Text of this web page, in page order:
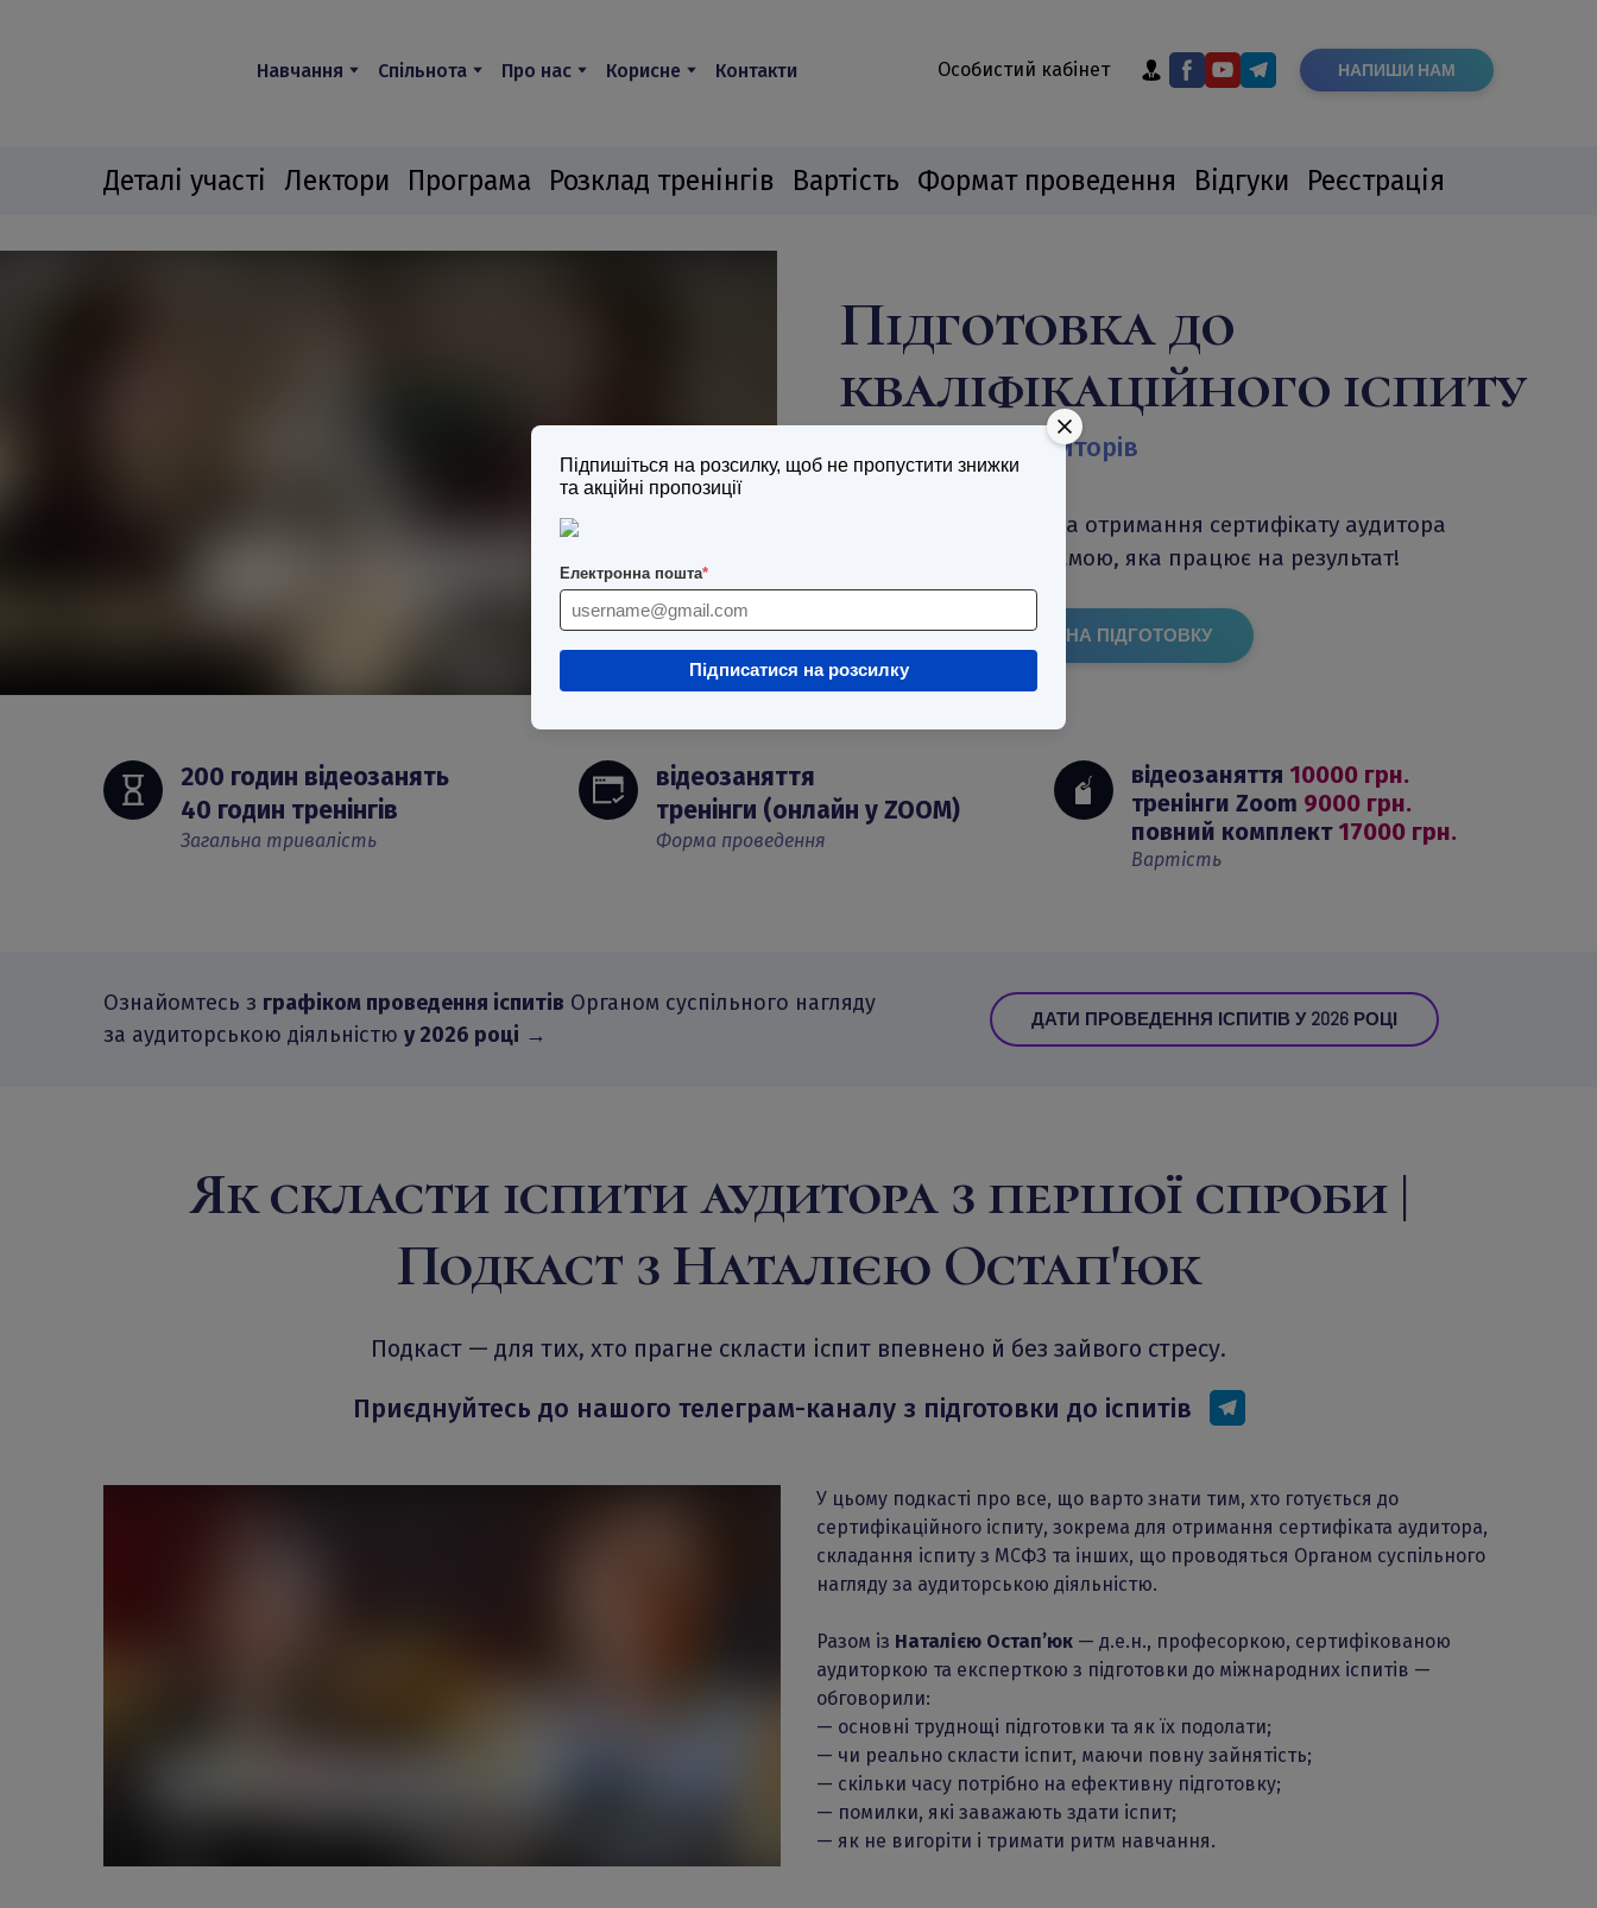
Підпишіться на розсилку, щоб не пропустити знижки
та акційні пропозиції
Електронна пошта*
Підписатися на розсилку
Навчання Спільнота Про нас Корисне Контакти Особистий кабінет НАПИШИ НАМ
Деталі участі Лектори Програма Розклад тренінгів Вартість Формат проведення Відгуки Реєстрація
Підготовка до
кваліфікаційного іспиту
при атестації аудиторів
Готуйтесь до іспиту на отримання сертифікату аудитора
впевнено — з програмою, яка працює на результат!
ЗАРЕЄСТРУВАТИСЬ НА ПІДГОТОВКУ
200 годин відеозанять
40 годин тренінгів
Загальна тривалість
відеозаняття
тренінги (онлайн у ZOOM)
Форма проведення
відеозаняття 10000 грн.
тренінги Zoom 9000 грн.
повний комплект 17000 грн.
Вартість
Ознайомтесь з графіком проведення іспитів Органом суспільного нагляду
за аудиторською діяльністю у 2026 році →
ДАТИ ПРОВЕДЕННЯ ІСПИТІВ У 2026 РОЦІ
Як скласти іспити аудитора з першої спроби |
Подкаст з Наталією Остап'юк
Подкаст — для тих, хто прагне скласти іспит впевнено й без зайвого стресу.
Приєднуйтесь до нашого телеграм-каналу з підготовки до іспитів
У цьому подкасті про все, що варто знати тим, хто готується до
сертифікаційного іспиту, зокрема для отримання сертифіката аудитора,
складання іспиту з МСФЗ та інших, що проводяться Органом суспільного
нагляду за аудиторською діяльністю.
Разом із Наталією Остап’юк — д.е.н., професоркою, сертифікованою
аудиторкою та експерткою з підготовки до міжнародних іспитів —
обговорили:
— основні труднощі підготовки та як їх подолати;
— чи реально скласти іспит, маючи повну зайнятість;
— скільки часу потрібно на ефективну підготовку;
— помилки, які заважають здати іспит;
— як не вигоріти і тримати ритм навчання.